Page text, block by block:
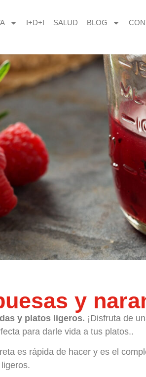
I+D+I SALUD BLOG
y
y platos ligeros. ¡Disfruta de
para darle vida a tus platos..
es rápida de hacer y es el